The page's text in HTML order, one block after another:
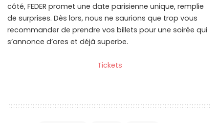
côté, FEDER promet une date parisienne unique, remplie
de surprises. Dès lors, nous ne saurions que trop vous
recommander de prendre vos billets pour une soirée qui
s’annonce d’ores et déjà superbe.
Tickets